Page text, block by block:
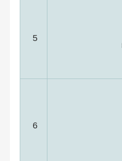
5
6